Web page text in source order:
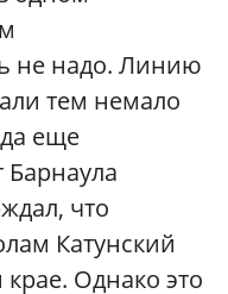
не надо. Линию
тем немало
еще
Барнаула
что
Катунский
Однако это